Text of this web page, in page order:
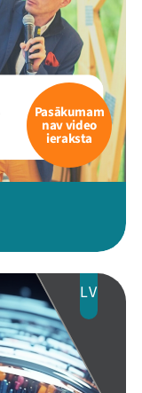
Pasākumam
nav video
ieraksta
LV